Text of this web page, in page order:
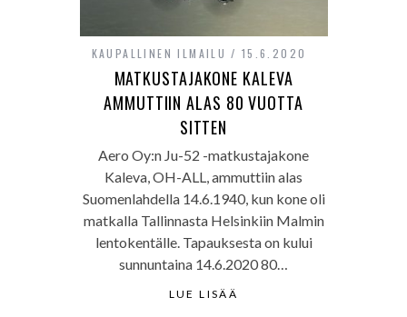
KAUPALLINEN ILMAILU 15.6.2020
MATKUSTAJAKONE KALEVA
AMMUTTIIN ALAS 80 VUOTTA
SITTEN
Aero Oy:n Ju-52 -matkustajakone
Kaleva, OH-ALL, ammuttiin alas
Suomenlahdella 14.6.1940, kun kone oli
matkalla Tallinnasta Helsinkiin Malmin
lentokentälle. Tapauksesta on kului
sunnuntaina 14.6.2020 80…
LUE LISÄÄ